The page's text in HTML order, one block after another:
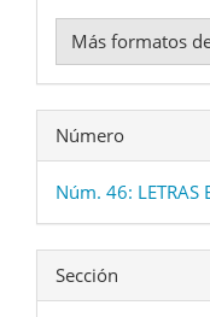
Más formatos
Número
Núm. 46: LETRAS
Sección